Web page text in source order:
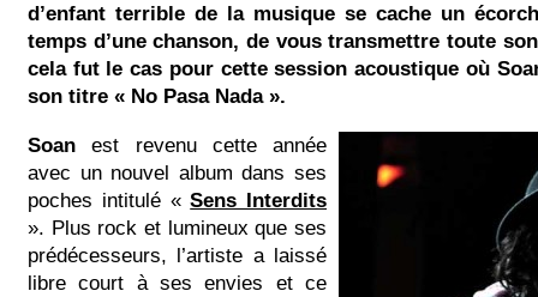
d’enfant terrible de la musique se cache un
temps d’une chanson, de vous transmettre toute
cela fut le cas pour cette session acoustique où
son titre « No Pasa Nada ».
Soan est revenu cette année
avec un nouvel album dans ses
poches intitulé «Sens Interdits
». Plus rock et lumineux que ses
prédécesseurs, l’artiste a laissé
libre court à ses envies et ce